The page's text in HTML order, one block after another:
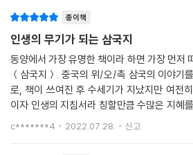
미로운 요소들이 가득하기 때문이다.
하지만 이런 요소들을 버무려 상당히 긴 시간
때문에 필연적으로 책은 길어질 수밖에 없다. 독
읽는 것만으로는 내용 전반을 아우르기도 벅찰
야할 중요한 포인트를 파악하는 것도 어려워진
한층 수월하게 해줄 보충제가 필요하게 된다.
종이책
인생의 무기가 되는 삼국지
동양에서 가장 유명한 책이라 하면 가장 먼저
＜삼국지＞. 중국의 위/오/촉 삼국의 이야기
로, 책이 쓰여진 후 수세기가 지났지만 여전
이자 인생의 지침서라 칭할만큼 수많은 지혜
로서 많은 사람들에게 사랑받고 있는 책이다. 이 책의
c*******4 2022.07.28. 신고